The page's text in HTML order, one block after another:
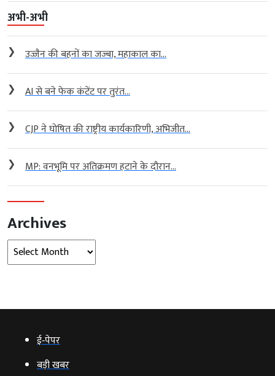
अभी-अभी
❯ उज्जैन की बहनों का जज्बा, महाकाल का...
❯ AI से बने फेक कंटेंट पर तुरंत...
❯ CJP ने घोषित की राष्ट्रीय कार्यकारिणी, अभिजीत...
❯ MP: वनभूमि पर अतिक्रमण हटाने के दौरान...
Archives
Archives
ई‑पेपर
बड़ी खबर